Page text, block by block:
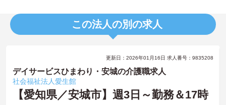
この法人の別の求人
更新日：2026年01月16日 求人番号：9835208
デイサービスひまわり・安城の介護職求人
社会福祉法人愛生館
【愛知県／安城市】週3日～勤務＆17時